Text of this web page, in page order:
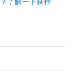
了解一下制作